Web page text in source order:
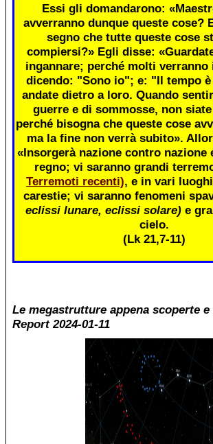
Essi gli domandarono:
avverranno dunque queste cose?
segno che tutte queste cose
compiersi?» Egli disse:
ingannare; perché molti verranno
dicendo: "Sono io"; e: "Il tempo
andate dietro a loro. Quando
guerre e di sommosse, non
perché bisogna che queste cose
ma la fine non verrà subito».
«Insorgerà nazione contro nazione
regno; vi saranno grandi
Terremoti recenti), e in vari
carestie; vi saranno fenomeni
eclissi lunare, eclissi solare) e
cielo.
(Lk 21,7-11)
Le megastrutture appena scoperte e
Report 2024-01-11